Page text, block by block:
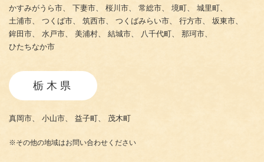
かすみがうら市、
下妻市、 桜川市、 常総市、 境町、
城里町、
土浦市、
つくば市、 筑西市、 つくばみらい市、 行方市、
坂東市、
鉾田市、
水戸市、 美浦村、 結城市、 八千代町、
那珂市、
ひたちなか市
栃木県
真岡市、 小山市、 益子町、 茂木町
※その他の地域はお問い合わせください